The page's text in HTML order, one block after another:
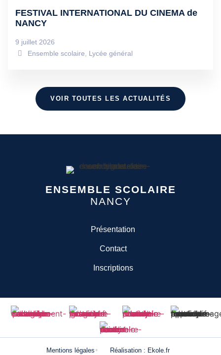
FESTIVAL INTERNATIONAL DU CINEMA de
NANCY
9 juillet 2026
Ensemble scolaire
Lycée général
VOIR TOUTES LES ACTUALITÉS
ENSEMBLE SCOLAIRE
NANCY
Présentation
Contact
Inscriptions
Mentions légales Réalisation : Ekole.fr